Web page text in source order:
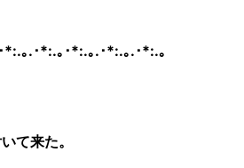
｡.･*:.｡･*:.｡.･*:.｡.･*:.｡
て来た。